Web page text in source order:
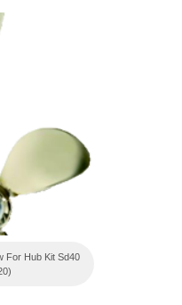
For Hub Kit Sd40